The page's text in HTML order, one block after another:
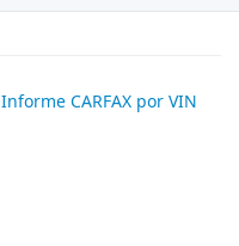
Informe CARFAX por VIN